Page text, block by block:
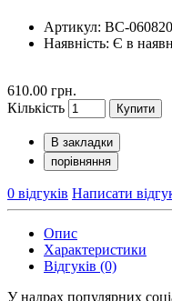
Артикул: BC-060820
Наявність: Є в
610.00 грн.
Кількість
Купити
В закладки
порівняння
0 відгуків Написати
Опис
Характеристики
Відгуків (0)
У надрах популярних